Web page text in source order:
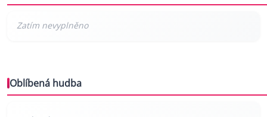
Oblíbená hudba